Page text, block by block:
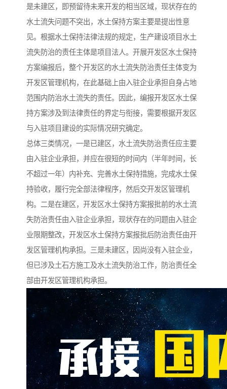
是未建区，即预留待未来开发的相当区域，现状存在的
水土流失问题不突出，水土保持方案主要是提出性意
见。根据水土保持法律法规的规定，生产建设项目水土
流失防治的责任主体是项目法人。开展开发区水土保持
方案编报后，整个开发区的水土流失防治责任主体变为
开发区管理机构，在此基础上由入驻企业承担自身占地
范围内防治水土流失的责任。因此，编报开发区水土保
持方案涉及到法律责任的界定与衔接，需要根据开发区
与入驻项目建设的实际情况研究确定。
总体三类情况，一是已建区，水土流失防治责任应主要
由入驻企业承担，并应在很短的时间内（半年时间，长
不超过一年）内补充、完善水土保持措施，完成水土保
持验收，履行完全部法律程序，然后交开发区管理机
构。二是在建区，开发区水土保持方案报批前的水土流
失防治责任由入驻企业承担，现状存在的问题由入驻企
业限期整改，开发区水土保持方案报批后防治责任由开
发区管理机构承担。三是未建区，因尚没有入驻企业，
但已涉及土石方施工及水土流失防治工作，防治责任全
部由开发区管理机构承担。